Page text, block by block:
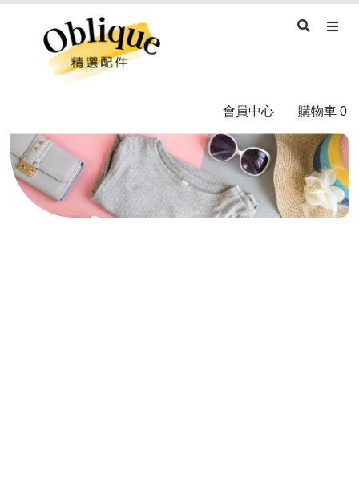
會員中心 購物車 0